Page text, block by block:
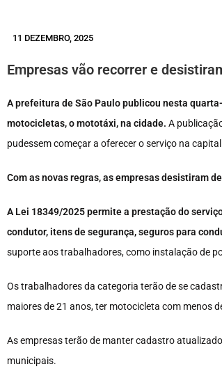
11 DEZEMBRO, 2025
Empresas vão recorrer e
A prefeitura de São Paulo publicou nesta
motocicletas, o mototáxi, na cidade. A
pudessem começar a oferecer o serviço na
Com as novas regras, as empresas desistiram
A Lei 18349/2025 permite a prestação do
condutor, itens de segurança, seguros para
suporte aos trabalhadores, como instalação de
Os trabalhadores da categoria terão de se
maiores de 21 anos, ter motocicleta com menos
As empresas terão de manter cadastro
municipais.